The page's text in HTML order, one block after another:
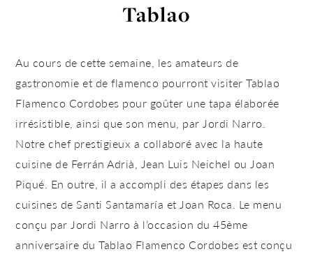
Tablao
Au cours de cette semaine, les amateurs de
gastronomie et de flamenco pourront visiter Tablao
Flamenco Cordobes pour goûter une tapa élaborée
irrésistible, ainsi que son menu, par Jordi Narro.
Notre chef prestigieux a collaboré avec la haute
cuisine de Ferrán Adrià, Jean Luis Neichel ou Joan
Piqué. En outre, il a accompli des étapes dans les
cuisines de Santi Santamaría et Joan Roca. Le menu
conçu par Jordi Narro à l’occasion du 45ème
anniversaire du Tablao Flamenco Cordobes est conçu